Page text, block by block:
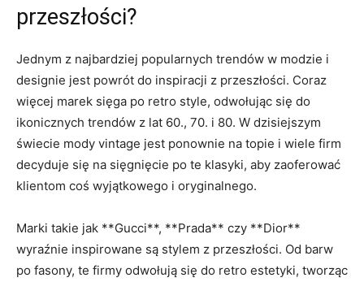
przeszłości?
Jednym z ‍najbardziej popularnych trendów ​w modzie i
designie jest ⁤powrót do inspiracji z przeszłości. Coraz
więcej marek ‍sięga ⁢po retro style, odwołując się do
ikonicznych trendów ‍z lat 60., 70. i 80.​ W dzisiejszym
świecie mody vintage jest ponownie⁤ na topie i wiele firm‍
decyduje się na⁣ sięgnięcie‍ po te⁣ klasyki, ‍aby zaoferować
klientom coś ⁣wyjątkowego i ⁣oryginalnego.
Marki takie⁤ jak **Gucci**, **Prada** czy ‌**Dior**⁣
wyraźnie inspirowane​ są stylem z przeszłości. Od barw
po⁢ fasony, te ⁣firmy odwołują się do retro estetyki, tworząc